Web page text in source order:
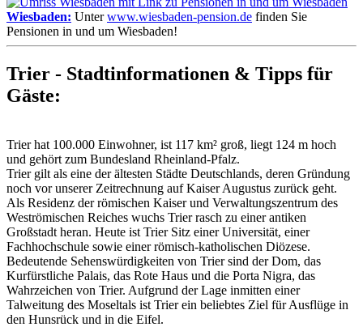
Wiesbaden: Unterwww.wiesbaden-pension.de finden Sie
Pensionen in und um Wiesbaden!
Trier - Stadtinformationen & Tipps für
Gäste:
Trier hat 100.000 Einwohner, ist 117 km² groß, liegt 124 m hoch
und gehört zum Bundesland Rheinland-Pfalz.
Trier gilt als eine der ältesten Städte Deutschlands, deren Gründung
noch vor unserer Zeitrechnung auf Kaiser Augustus zurück geht.
Als Residenz der römischen Kaiser und Verwaltungszentrum des
Weströmischen Reiches wuchs Trier rasch zu einer antiken
Großstadt heran. Heute ist Trier Sitz einer Universität, einer
Fachhochschule sowie einer römisch-katholischen Diözese.
Bedeutende Sehenswürdigkeiten von Trier sind der Dom, das
Kurfürstliche Palais, das Rote Haus und die Porta Nigra, das
Wahrzeichen von Trier. Aufgrund der Lage inmitten einer
Talweitung des Moseltals ist Trier ein beliebtes Ziel für Ausflüge in
den Hunsrück und in die Eifel.